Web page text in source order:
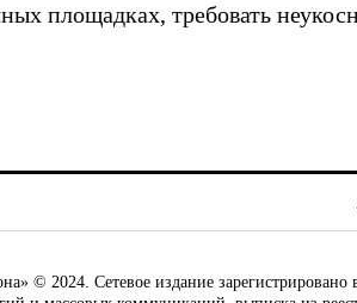
площадках, требовать
© 2024. Сетевое издание зарегистрировано